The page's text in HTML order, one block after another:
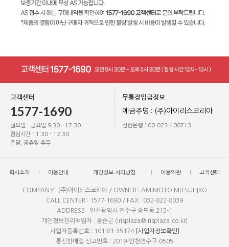
고객센터
1577-1690
월요일 - 금요일 9:30 - 17:30
점심시간 11:30 - 12:30
주말, 공휴일 휴무
무통장입금정보
예금주명 : (주)아이리스코리아
신한은행 100-023-400713
회사소개 이용안내 개인정보 처리방침 이용약관 고객센터
COMPANY : (주)아이리스코리아 / OWNER : AMIMOTO MITSUHIKO
CALL CENTER : 1577-1690 / FAX : 032-822-8039
ADDRESS : 인천광역시 연수구 송도동 215-1
개인정보관리책임자 : 송순곤 (irisplaza@irisplaza.co.kr)
사업자등록번호 : 101-81-35174 [사업자정보확인]
통신판매업 신고번호 : 2019-인천연수구-0505